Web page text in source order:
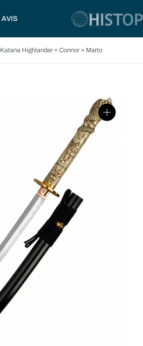
AVIS
Katana Highlander « Connor » Marto